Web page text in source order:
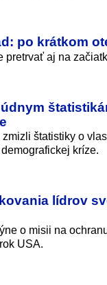
po krátkom
pretrvať aj na
štatistiky o
krí­ze.
lídrov
o misii na
USA.